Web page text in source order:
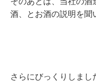
酒、とお酒の説明を聞
さらにびっくりしま